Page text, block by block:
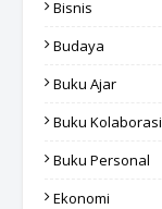
Bisnis
Budaya
Buku Ajar
Buku Kolaborasi
Buku Personal
Ekonomi